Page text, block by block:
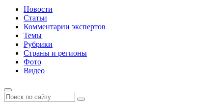
Новости
Статьи
Комментарии экспертов
Темы
Рубрики
Страны и регионы
Фото
Видео